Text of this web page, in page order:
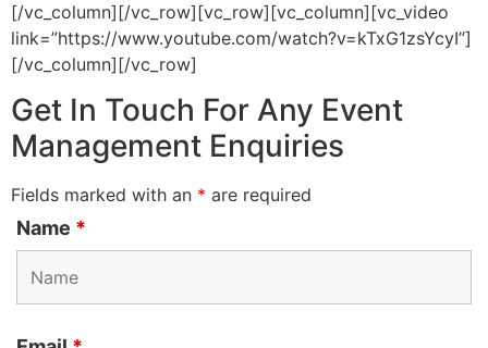
[/vc_column][/vc_row][vc_row][vc_column][vc_video
link=”https://www.youtube.com/watch?v=kTxG1zsYcyI”]
[/vc_column][/vc_row]
Get In Touch For Any Event
Management Enquiries
Fields marked with an * are required
Name *